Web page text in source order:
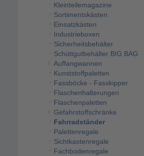
Kleinteilemagazine
Sortimentskästen
Einsatzkästen
Industrieboxen
Sicherheitsbehälter
Schüttgutbehälter BIG BAG
Auffangwannen
Kunststoffpaletten
Fassböcke - Fasskipper
Flaschenhalterungen
Flaschenpaletten
Gefahrstoffschränke
Fahrradständer
Palettenregale
Sichtkastenregale
Fachbodenregale